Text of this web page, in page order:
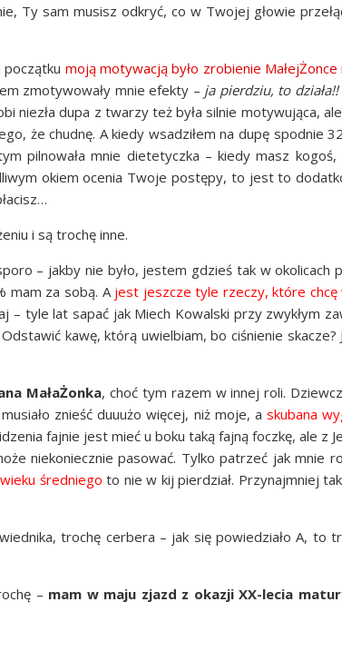
Ty sam musisz odkryć, co w Two­jej gło­wie
moją moty­wa­cją było zro­bie­nie Małej­Żon­ce
zmo­ty­wo­wa­ły mnie efek­ty – ja pier­dziu, to
nie­zła dupa z twa­rzy też była sil­nie moty­wu­ją­ca,
że chud­nę. A kie­dy wsa­dzi­łem na dupę spodnie
pil­no­wa­ła mnie die­te­tycz­ka – kie­dy masz
okiem oce­nia Two­je postę­py, to jest to
i są tro­chę inne.
– jak­by nie było, jestem gdzieś tak w oko­li­cach
mam za sobą. A jest jesz­cze tyle rze­czy, któ­re chcę
– tyle lat sapać jak Miech Kowal­ski przy zwy­kłym
kawę, któ­rą uwiel­biam, bo ciśnie­nie ska­cze?
Mała­Żon­ka, choć tym razem w innej roli.
znieść duuużo wię­cej, niż moje, a sku­ba­na
faj­nie jest mieć u boku taką faj­ną focz­kę, ale z
nie­ko­niecz­nie paso­wać. Tyl­ko patrzeć jak mnie
śred­nie­go to nie w kij pier­dział. Przy­naj­mniej
tro­chę cer­be­ra – jak się powie­dzia­ło A, to
– mam w maju zjazd z oka­zji XX-lecia